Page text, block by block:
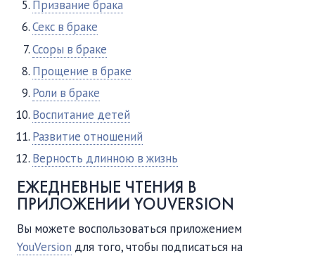
Призвание брака
Секс в браке
Ссоры в браке
Прощение в браке
Роли в браке
Воспитание детей
Развитие отношений
Верность длинною в жизнь
ЕЖЕДНЕВНЫЕ ЧТЕНИЯ В
ПРИЛОЖЕНИИ YOUVERSION
Вы можете воспользоваться приложением
YouVersion для того, чтобы подписаться на